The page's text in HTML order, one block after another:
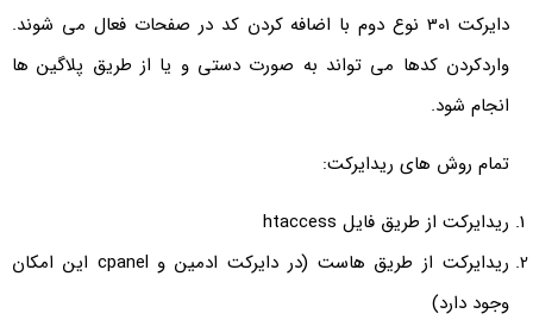
دایرکت 301 نوع دوم با اضافه کردن کد در صفحات فعال می شوند.
واردکردن کدها می تواند به صورت دستی و یا از طریق پلاگین ها
انجام شود.
تمام روش های ریدایرکت:
ریدایرکت از طریق فایل htaccess
ریدایرکت از طریق هاست (در دایرکت ادمین و cpanel این امکان
وجود دارد)